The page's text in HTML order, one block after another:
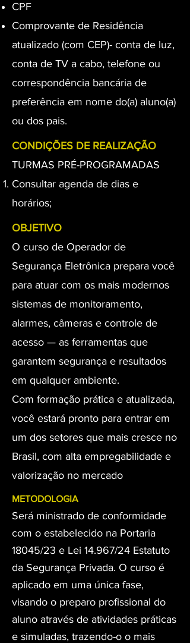
CPF
Comprovante de Residência
atualizado (com CEP)- conta de luz,
conta de TV a cabo, telefone ou
correspondência bancária de
preferência em nome do(a) aluno(a)
ou dos pais.
CONDIÇÕES DE REALIZAÇÃO
TURMAS PRÉ-PROGRAMADAS
Consultar agenda de dias e
horários;
OBJETIVO
O curso de Operador de
Segurança Eletrônica prepara você
para atuar com os mais modernos
sistemas de monitoramento,
alarmes, câmeras e controle de
acesso — as ferramentas que
garantem segurança e resultados
em qualquer ambiente.
Com formação prática e atualizada,
você estará pronto para entrar em
um dos setores que mais cresce no
Brasil, com alta empregabilidade e
valorização no mercado
METODOLOGIA
Será ministrado de conformidade
com o estabelecido na Portaria
18045/23 e Lei 14.967/24 Estatuto
da Segurança Privada. O curso é
aplicado em uma única fase,
visando o preparo profissional do
aluno através de atividades práticas
e simuladas, trazendo-o o mais